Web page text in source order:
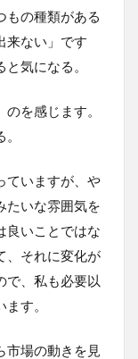
もの種類がある
来ない」です
気になる。
を感じます。
ていますが、や
たいな雰囲気を
良いことではな
、それに変化が
で、私も必要以
す。
市場の動きを見